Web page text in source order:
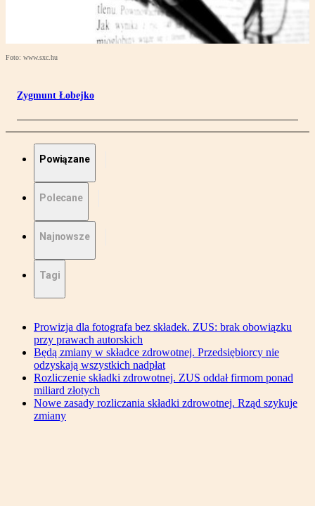
Foto: www.sxc.hu
Zygmunt Łobejko
Powiązane
Polecane
Najnowsze
Tagi
Prowizja dla fotografa bez składek. ZUS: brak obowiązku
przy prawach autorskich
Będą zmiany w składce zdrowotnej. Przedsiębiorcy nie
odzyskają wszystkich nadpłat
Rozliczenie składki zdrowotnej. ZUS oddał firmom ponad
miliard złotych
Nowe zasady rozliczania składki zdrowotnej. Rząd szykuje
zmiany